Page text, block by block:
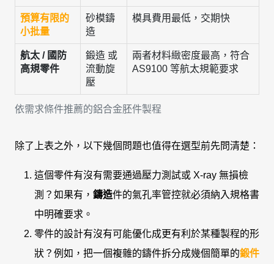
依需求條件推薦的鋁合金胚件製程
預算有限的
小批量
砂模鑄
造
模具費用最低，交期快
航太 / 國防
高規零件
鍛造 或
流動旋
壓
兩者材料緻密度最高，符合
AS9100 等航太規範要求
除了上表之外，以下幾個問題也值得在選型前先問清楚：
這個零件有沒有需要通過壓力測試或 X-ray 無損檢
測？如果有， 鑄造件的氣孔率管控就必須納入規格書
中明確要求。
零件的設計有沒有可能優化成更有利於某種製程的形
狀？例如，把一個複雜的鑄件拆分成幾個簡單的鍛件